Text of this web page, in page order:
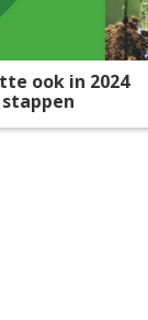
ook in 2024